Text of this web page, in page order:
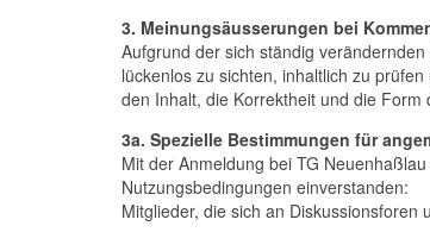
3. Meinungsäusserungen bei
Aufgrund der sich ständig
lückenlos zu sichten, inhaltlich zu
den Inhalt, die Korrektheit und die
3a. Spezielle Bestimmungen für
Mit der Anmeldung bei TG
Nutzungsbedingungen einverstanden:
Mitglieder, die sich an